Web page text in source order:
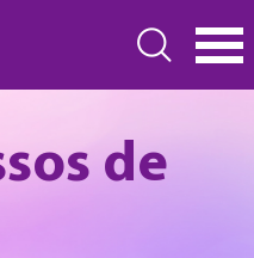
de